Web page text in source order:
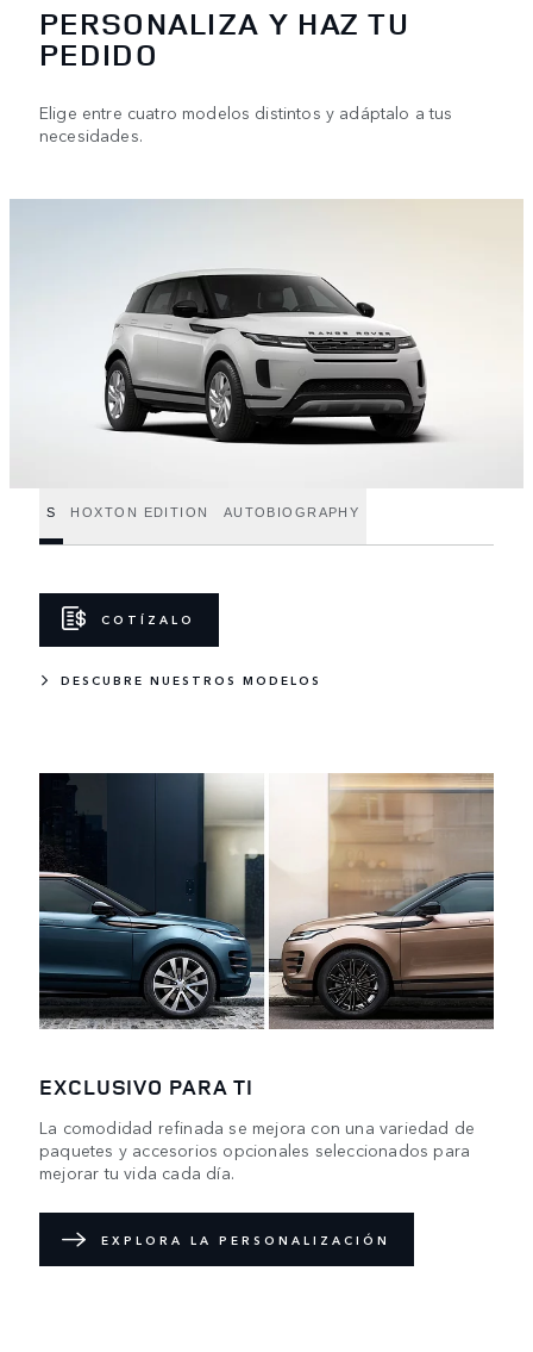
PERSONALIZA Y HAZ TU
PEDIDO
Elige entre cuatro modelos distintos y adáptalo a tus
necesidades.
S HOXTON EDITION AUTOBIOGRAPHY
COTÍZALO
DESCUBRE NUESTROS MODELOS
EXCLUSIVO PARA TI
La comodidad refinada se mejora con una variedad de
paquetes y accesorios opcionales seleccionados para
mejorar tu vida cada día.
EXPLORA LA PERSONALIZACIÓN